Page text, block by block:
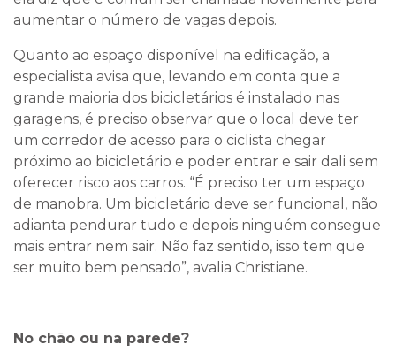
aumentar o número de vagas depois.
Quanto ao espaço disponível na edificação, a
especialista avisa que, levando em conta que a
grande maioria dos bicicletários é instalado nas
garagens, é preciso observar que o local deve ter
um corredor de acesso para o ciclista chegar
próximo ao bicicletário e poder entrar e sair dali sem
oferecer risco aos carros. “É preciso ter um espaço
de manobra. Um bicicletário deve ser funcional, não
adianta pendurar tudo e depois ninguém consegue
mais entrar nem sair. Não faz sentido, isso tem que
ser muito bem pensado”, avalia Christiane.
No chão ou na parede?